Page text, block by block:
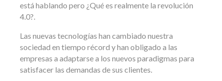
está hablando pero ¿Qué es realmente la revolución
4.0?.
Las nuevas tecnologías han cambiado nuestra
sociedad en tiempo récord y han obligado a las
empresas a adaptarse a los nuevos paradigmas para
satisfacer las demandas de sus clientes.